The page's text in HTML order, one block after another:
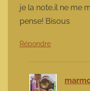
je la note,il ne me
pense! Bisous
Répondre